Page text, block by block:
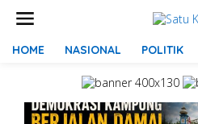
HOME NASIONAL POLITIK